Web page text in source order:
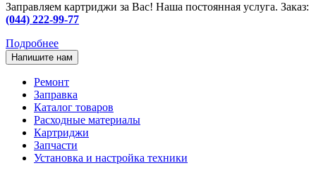
Заправляем картриджи за Вас! Наша постоянная услуга. Заказ:
(044) 222-99-77
Подробнее
Напишите нам
Ремонт
Заправка
Каталог товаров
Расходные материалы
Картриджи
Запчасти
Установка и настройка техники